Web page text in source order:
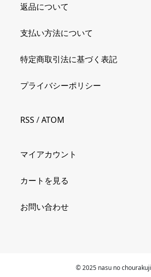
返品について
支払い方法について
特定商取引法に基づく表記
プライバシーポリシー
RSS /ATOM
マイアカウント
カートを見る
お問い合わせ
© 2025 nasu no chourakuji